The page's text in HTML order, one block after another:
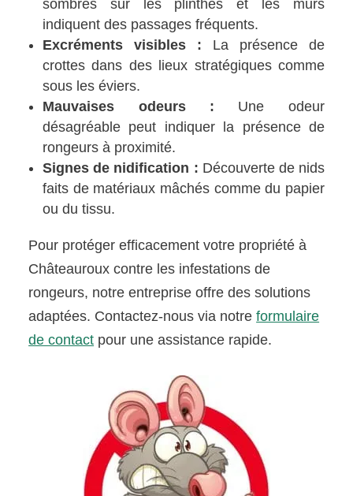
sombres sur les plinthes et les murs
indiquent des passages fréquents.
Excréments visibles : La présence de
crottes dans des lieux stratégiques comme
sous les éviers.
Mauvaises odeurs : Une odeur
désagréable peut indiquer la présence de
rongeurs à proximité.
Signes de nidification : Découverte de nids
faits de matériaux mâchés comme du papier
ou du tissu.
Pour protéger efficacement votre propriété à
Châteauroux contre les infestations de
rongeurs, notre entreprise offre des solutions
adaptées. Contactez-nous via notreformulaire
de contact pour une assistance rapide.